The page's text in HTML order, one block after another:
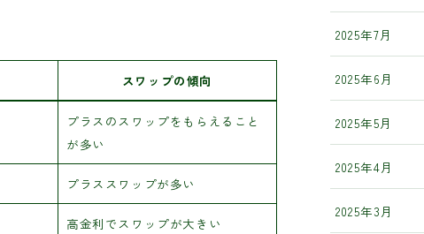
スワップの傾向
プラスのスワップをもらえること
が多い
プラススワップが多い
高金利でスワップが大きい
2025年7月
2025年6月
2025年5月
2025年4月
2025年3月